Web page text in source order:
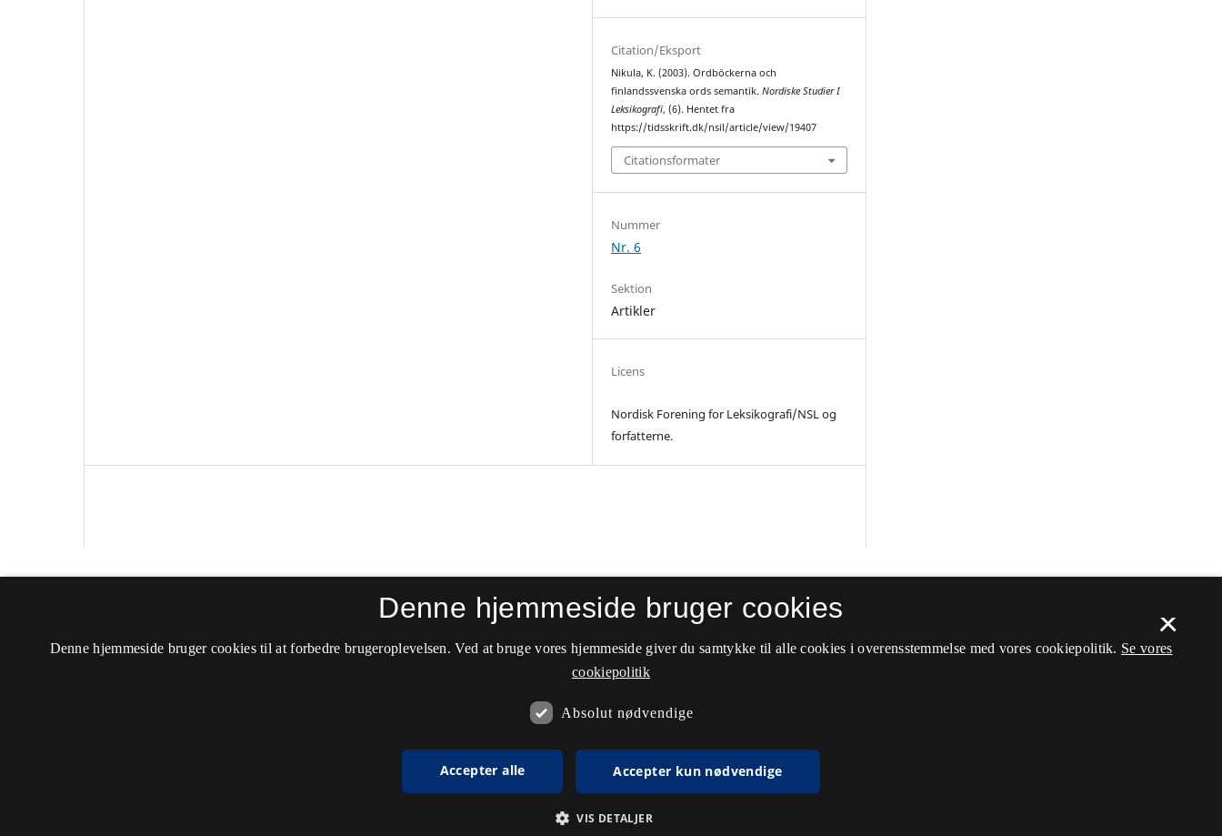
Citation/Eksport
Nikula, K. (2003). Ordböckerna och
finlandssvenska ords semantik.Nordiske Studier I
Leksikografi, (6). Hentet fra
https://tidsskrift.dk/nsil/article/view/19407
Citationsformater
Nummer
Nr. 6
Sektion
Artikler
Licens
Nordisk Forening for Leksikografi/NSL og
forfatterne.
ISSN 2246-7823 (Online)
×
Denne hjemmeside bruger cookies
Denne hjemmeside bruger cookies til at forbedre brugeroplevelsen. Ved at bruge vores hjemmeside giver du samtykke til alle cookies i overensstemmelse med vores cookiepolitik. Se vores
cookiepolitik
Absolut nødvendige
Accepter alle Accepter kun nødvendige
VIS DETALJER